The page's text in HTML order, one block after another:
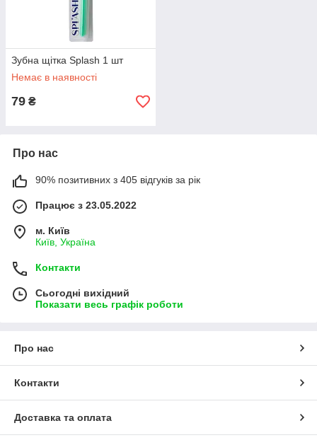
Зубна щітка Splash 1 шт
Немає в наявності
79 ₴
Про нас
90% позитивних з 405 відгуків за рік
Працює з 23.05.2022
м. Київ
Київ, Україна
Контакти
Сьогодні вихідний
Показати весь графік роботи
Про нас
Контакти
Доставка та оплата